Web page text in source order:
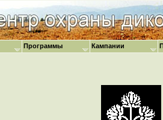
Программы Кампании